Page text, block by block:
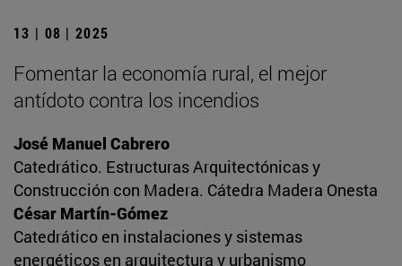
13 | 08 | 2025
Fomentar la economía rural, el mejor
antídoto contra los incendios
José Manuel Cabrero
Catedrático. Estructuras Arquitectónicas y
Construcción con Madera. Cátedra Madera Onesta
César Martín-Gómez
Catedrático en instalaciones y sistemas
energéticos en arquitectura y urbanismo